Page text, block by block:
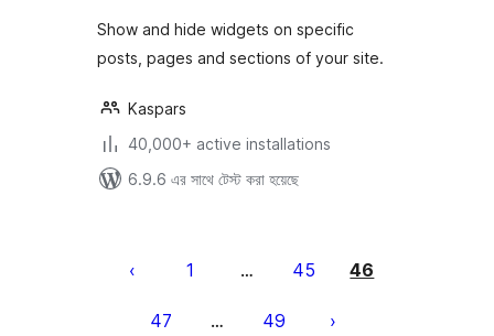
Show and hide widgets on specific
posts, pages and sections of your site.
Kaspars
40,000+ active installations
6.9.6 এর সাথে টেস্ট করা হয়েছে
পেজিনেশন
1 … 45 46
47 … 49